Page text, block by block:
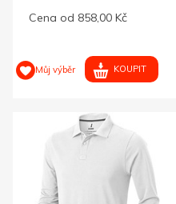
Cena od 858,00 Kč
Můj výběr KOUPIT